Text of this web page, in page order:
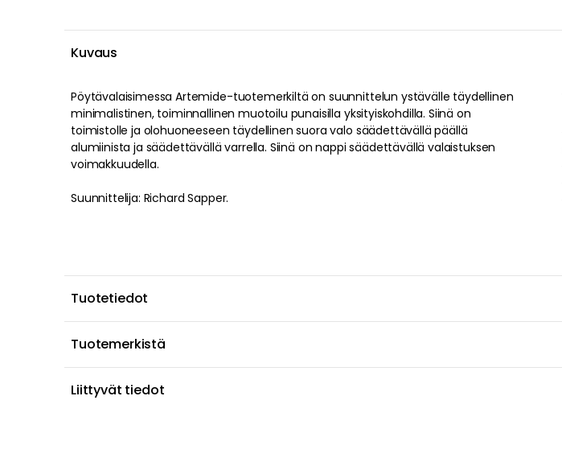
Kuvaus
Pöytävalaisimessa Artemide-tuotemerkiltä on suunnittelun ystävälle täydellinen
minimalistinen, toiminnallinen muotoilu punaisilla yksityiskohdilla. Siinä on
toimistolle ja olohuoneeseen täydellinen suora valo säädettävällä päällä
alumiinista ja säädettävällä varrella. Siinä on nappi säädettävällä valaistuksen
voimakkuudella.
Suunnittelija: Richard Sapper.
Tuotetiedot
Tuotemerkistä
Liittyvät tiedot